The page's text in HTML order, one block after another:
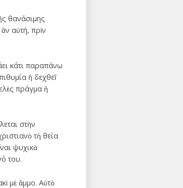
θανάσιμης
αὐτή, πρὶν
κάτι παραπάνω
ἢ δεχθεῖ
πράγμα ἢ
στὴν
τὴ θεία
ψυχικὰ
του.
μὲ ἄμμο. Αὐτὸ